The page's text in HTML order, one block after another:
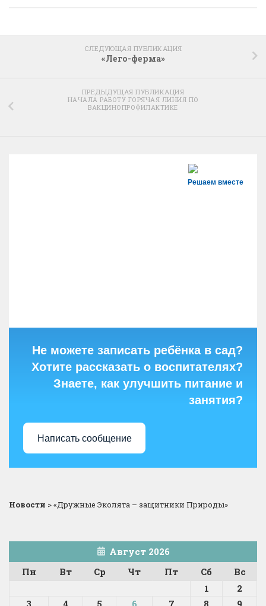
СЛЕДУЮЩАЯ ПУБЛИКАЦИЯ
«Лего-ферма»
ПРЕДЫДУЩАЯ ПУБЛИКАЦИЯ
НАЧАЛА РАБОТУ ГОРЯЧАЯ ЛИНИЯ ПО
ВАКЦИНОПРОФИЛАКТИКЕ
Решаем вместе
Не можете записать ребёнка в сад?
Хотите рассказать о воспитателях?
Знаете, как улучшить питание и
занятия?
Написать сообщение
Новости >«Дружные Эколята – защитники Природы»
Август 2026
Пн
Вт Ср Чт Пт Сб
Вс
1
2